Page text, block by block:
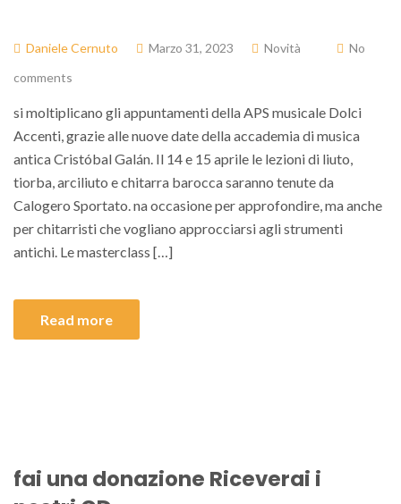
Daniele Cernuto Marzo 31, 2023 Novità
No
comments
si moltiplicano gli appuntamenti della APS musicale Dolci
Accenti, grazie alle nuove date della accademia di musica
antica Cristóbal Galán. Il 14 e 15 aprile le lezioni di liuto,
tiorba, arciliuto e chitarra barocca saranno tenute da
Calogero Sportato. na occasione per approfondire, ma anche
per chitarristi che vogliano approcciarsi agli strumenti
antichi. Le masterclass […]
Read more
fai una donazione Riceverai i